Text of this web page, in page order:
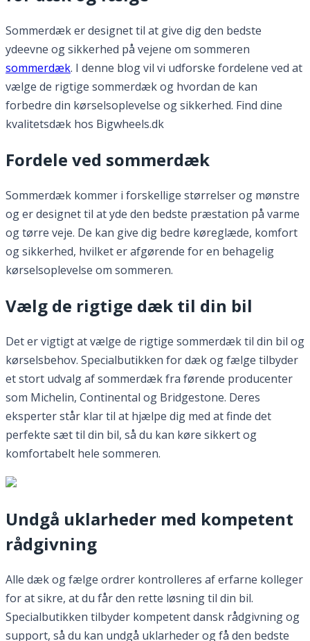
Sommerdæk er designet til at give dig den bedste
ydeevne og sikkerhed på vejene om sommeren
sommerdæk. I denne blog vil vi udforske fordelene ved at
vælge de rigtige sommerdæk og hvordan de kan
forbedre din kørselsoplevelse og sikkerhed. Find dine
kvalitetsdæk hos Bigwheels.dk
Fordele ved sommerdæk
Sommerdæk kommer i forskellige størrelser og mønstre
og er designet til at yde den bedste præstation på varme
og tørre veje. De kan give dig bedre køreglæde, komfort
og sikkerhed, hvilket er afgørende for en behagelig
kørselsoplevelse om sommeren.
Vælg de rigtige dæk til din bil
Det er vigtigt at vælge de rigtige sommerdæk til din bil og
kørselsbehov. Specialbutikken for dæk og fælge tilbyder
et stort udvalg af sommerdæk fra førende producenter
som Michelin, Continental og Bridgestone. Deres
eksperter står klar til at hjælpe dig med at finde det
perfekte sæt til din bil, så du kan køre sikkert og
komfortabelt hele sommeren.
Undgå uklarheder med kompetent
rådgivning
Alle dæk og fælge ordrer kontrolleres af erfarne kolleger
for at sikre, at du får den rette løsning til din bil.
Specialbutikken tilbyder kompetent dansk rådgivning og
support, så du kan undgå uklarheder og få den bedste